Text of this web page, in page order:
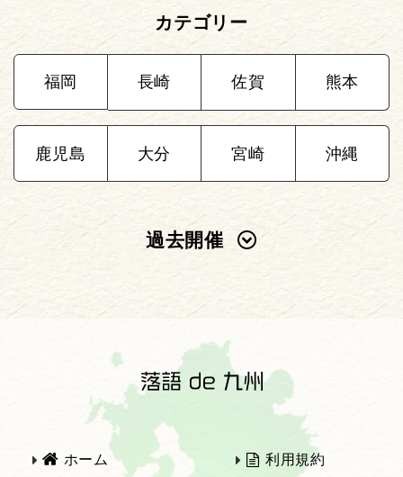
カテゴリー
福岡 長崎 佐賀 熊本
鹿児島 大分 宮崎 沖縄
過去開催
2025年 2024年
2022年
2021年 2020年
ホーム 利用規約